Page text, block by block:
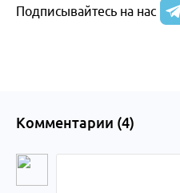
Подписывайтесь на нас
Комментарии (4)